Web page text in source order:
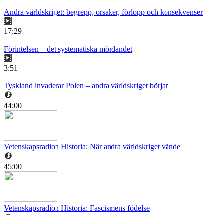
Andra världskriget: begrepp, orsaker, förlopp och konsekvenser
17:29
Förintelsen – det systematiska mördandet
3:51
Tyskland invaderar Polen – andra världskriget börjar
44:00
Vetenskapsradion Historia: När andra världskriget vände
45:00
Vetenskapsradion Historia: Fascismens födelse